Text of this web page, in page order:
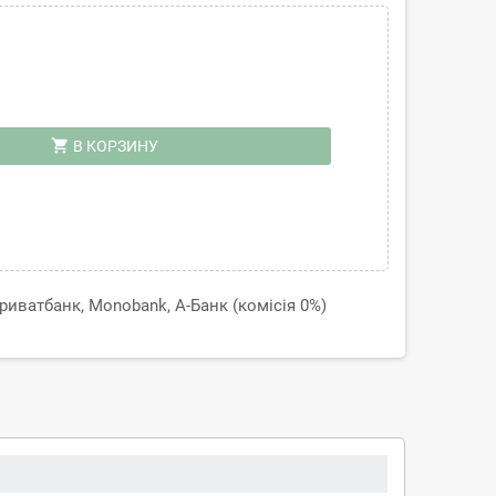
shopping_cart В КОРЗИНУ
Monobank, А-Банк (комісія 0%)